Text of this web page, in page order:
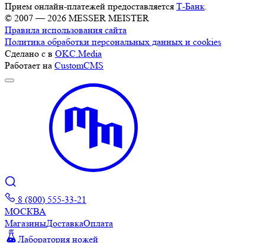
Прием онлайн-платежей предоставляется Т-Банк.
© 2007 — 2026 MESSER MEISTER
Правила использования сайта
Политика обработки персональных данных и cookies
Сделано с в OKC.Media
Работает на CustomCMS
8 (800) 555-33-21
МОСКВА
МагазиныДоставкаОплата
Лаборатория ножей